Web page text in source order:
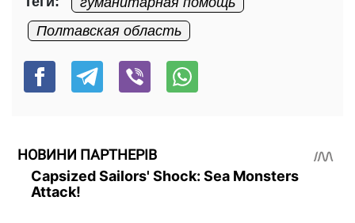
Полтавская область
НОВИНИ ПАРТНЕРІВ
Capsized Sailors' Shock: Sea Monsters
Attack!